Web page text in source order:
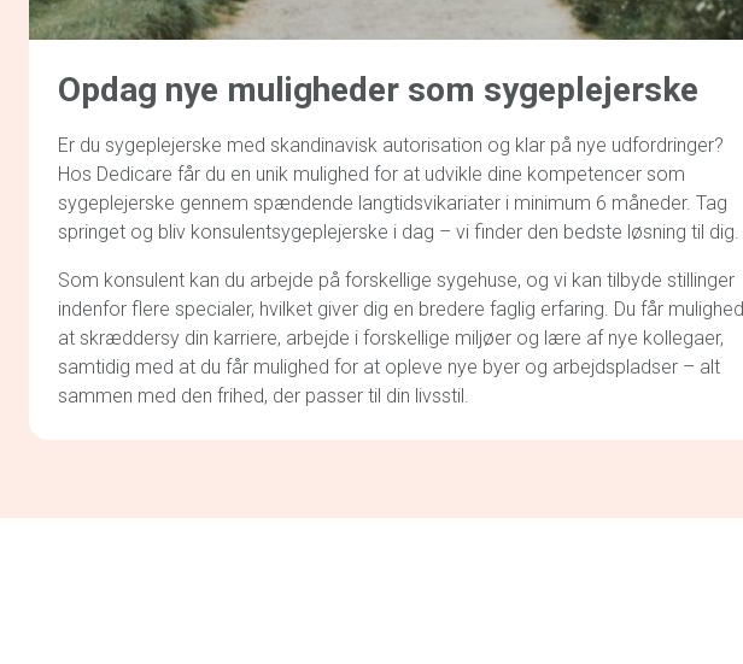
Opdag nye muligheder som sygeplejerske
Er du sygeplejerske med skandinavisk autorisation og klar på nye udfordringer?
Hos Dedicare får du en unik mulighed for at udvikle dine kompetencer som
sygeplejerske gennem spændende langtidsvikariater i minimum 6 måneder. Tag
springet og bliv konsulentsygeplejerske i dag – vi finder den bedste løsning til dig.
Som konsulent kan du arbejde på forskellige sygehuse, og vi kan tilbyde stillinger
indenfor flere specialer, hvilket giver dig en bredere faglig erfaring. Du får mulighed
at skræddersy din karriere, arbejde i forskellige miljøer og lære af nye kollegaer,
samtidig med at du får mulighed for at opleve nye byer og arbejdspladser – alt
sammen med den frihed, der passer til din livsstil.